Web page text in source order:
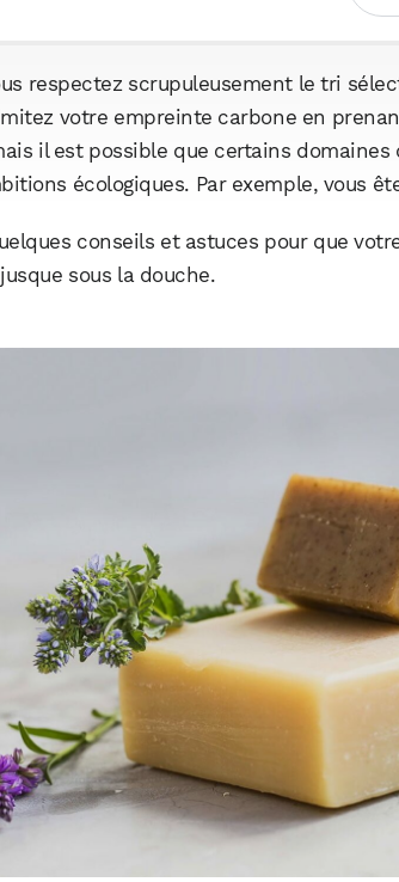
respectez scrupuleusement le tri
votre empreinte carbone en
il est possible que certains
écologiques. Par exemple, vous
conseils et astuces pour que
sous la douche.